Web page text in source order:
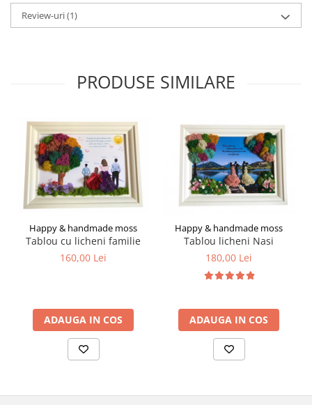
Review-uri(1)
PRODUSE SIMILARE
Happy & handmade moss
Tablou cu licheni familie
160,00 Lei
ADAUGA IN COS
Happy & handmade moss
Tablou licheni Nasi
180,00 Lei
ADAUGA IN COS